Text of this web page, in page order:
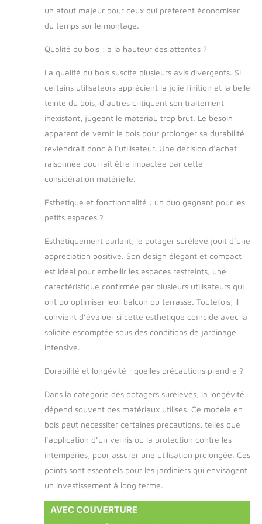
nouvelle jardinière
en une petite serre.
pour une
vos plantes en les
protégeant du froid
tout en laissant
suffisamment de
lumière et de
chaleur à travers
les panneaux en
facilement si
jardinière est
fabriquée en bois
de pin stable et
robuste. Le bois
100% d'une
sylviculture durable
substances
et résistant aux
intempéries - il
peut donc être
utilisé à l'intérieur
comme à
l'extérieur.
PRATIQUE &
un atout majeur pour ceux qui préfèrent économiser
du temps sur le montage.
Qualité du bois : à la hauteur des attentes ?
La qualité du bois suscite plusieurs avis divergents. Si
certains utilisateurs apprécient la jolie finition et la belle
teinte du bois, d’autres critiquent son traitement
inexistant, jugeant le matériau trop brut. Le besoin
apparent de vernir le bois pour prolonger sa durabilité
reviendrait donc à l’utilisateur. Une décision d’achat
raisonnée pourrait être impactée par cette
considération matérielle.
Esthétique et fonctionnalité : un duo gagnant pour les
petits espaces ?
Esthétiquement parlant, le potager surélevé jouit d’une
appréciation positive. Son design élégant et compact
est idéal pour embellir les espaces restreints, une
caractéristique confirmée par plusieurs utilisateurs qui
ont pu optimiser leur balcon ou terrasse. Toutefois, il
convient d’évaluer si cette esthétique coïncide avec la
solidité escomptée sous des conditions de jardinage
intensive.
Durabilité et longévité : quelles précautions prendre ?
Dans la catégorie des potagers surélevés, la longévité
dépend souvent des matériaux utilisés. Ce modèle en
bois peut nécessiter certaines précautions, telles que
l’application d’un vernis ou la protection contre les
intempéries, pour assurer une utilisation prolongée. Ces
points sont essentiels pour les jardiniers qui envisagent
un investissement à long terme.